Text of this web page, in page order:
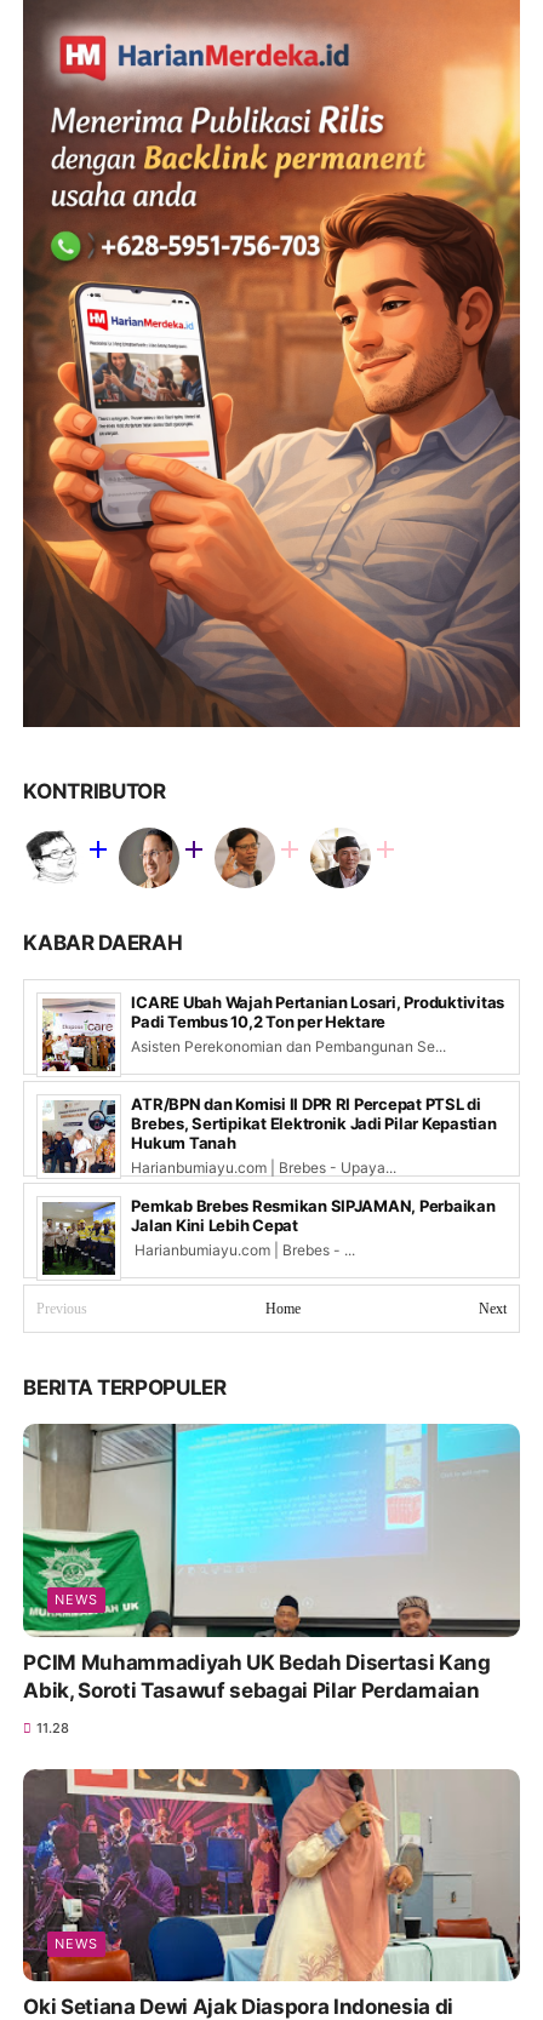
KONTRIBUTOR
KABAR DAERAH
ICARE Ubah Wajah Pertanian Losari, Produktivitas
Padi Tembus 10,2 Ton per Hektare
Asisten Perekonomian dan Pembangunan Se...
ATR/BPN dan Komisi II DPR RI Percepat PTSL di
Brebes, Sertipikat Elektronik Jadi Pilar Kepastian
Hukum Tanah
Harianbumiayu.com | Brebes - Upaya...
Pemkab Brebes Resmikan SIPJAMAN, Perbaikan
Jalan Kini Lebih Cepat
Harianbumiayu.com | Brebes - ...
Previous Next
Home
BERITA TERPOPULER
NEWS
PCIM Muhammadiyah UK Bedah Disertasi Kang
Abik, Soroti Tasawuf sebagai Pilar Perdamaian
11.28
NEWS
Oki Setiana Dewi Ajak Diaspora Indonesia di